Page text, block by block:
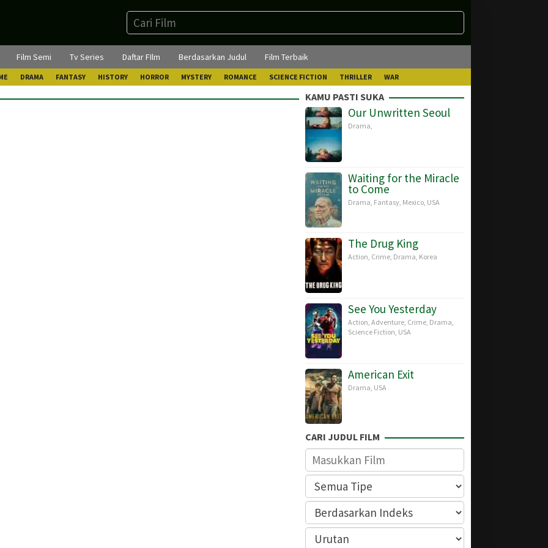
Film Semi Tv Series Daftar FIlm Berdasarkan Judul Film Terbaik
DRAMA FANTASY HISTORY HORROR MYSTERY ROMANCE SCIENCE FICTION THRILLER WAR
KAMU PASTI SUKA
Our Unwritten Seoul
Drama,
Waiting for the Miracle
to Come
Drama, Fantasy, Mexico, USA
The Drug King
Action, Crime, Drama, Korea
See You Yesterday
Action, Adventure, Crime, Drama,
Science Fiction, USA
American Exit
Drama, USA
CARI JUDUL FILM